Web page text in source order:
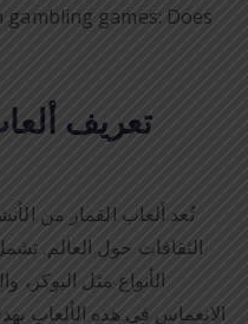
games: Does
تعريف
تُعد ألعاب القمار من
الثقافات حول العالم.
الأنواع مثل البوكر،
الانغماس في هذه الألعاب